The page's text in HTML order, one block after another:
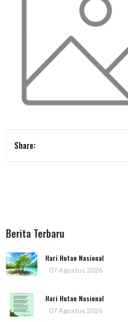
Share:
Berita Terbaru
Hari Hutan Nasional
07 Agustus 2026
Hari Hutan Nasional
07 Agustus 2026